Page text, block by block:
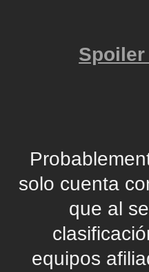
solo cuenta
que al
equipos